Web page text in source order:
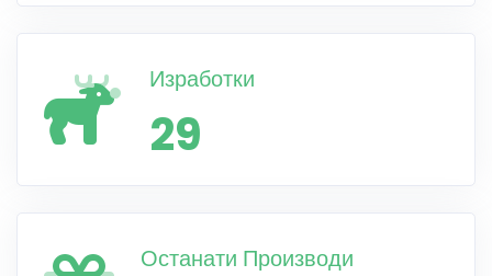
Изработки
29
Останати Производи